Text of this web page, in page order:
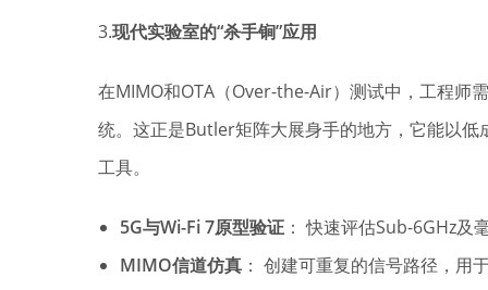
3.现代实验室的“杀手锏”应用
在MIMO和OTA（Over-the-Air）测试中，工程师
统。这正是Butler矩阵大展身手的地方，它能以低
工具。
5G与Wi-Fi 7原型验证 ： 快速评估Sub-6GHz及
MIMO信道仿真 ： 创建可重复的信号路径，用